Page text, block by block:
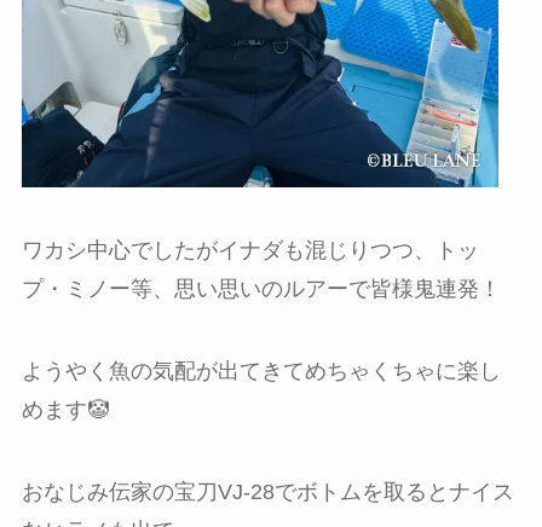
ワカシ中心でしたがイナダも混じりつつ、トッ
プ・ミノー等、思い思いのルアーで皆様鬼連発！
ようやく魚の気配が出てきてめちゃくちゃに楽し
めます🤡
おなじみ伝家の宝刀VJ-28でボトムを取るとナイス